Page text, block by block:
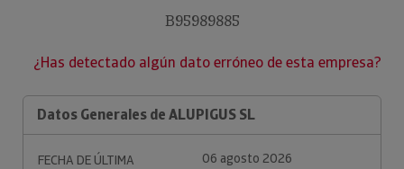
B95989885
¿Has detectado algún dato erróneo de esta empresa?
Datos Generales de ALUPIGUS SL
FECHA DE ÚLTIMA
06 agosto 2026